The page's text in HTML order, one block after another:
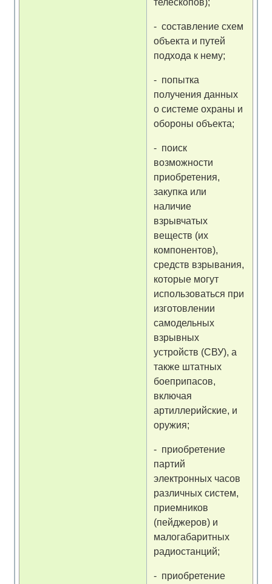
- составление схем
объекта и путей
подхода к нему;
- попытка
получения данных
о системе охраны и
обороны объекта;
- поиск
возможности
приобретения,
закупка или
наличие
взрывчатых
веществ (их
компонентов),
средств взрывания,
которые могут
использоваться при
изготовлении
самодельных
взрывных
устройств (СВУ), а
также штатных
боеприпасов,
включая
артиллерийские, и
оружия;
- приобретение
партий
электронных часов
различных систем,
приемников
(пейджеров) и
малогабаритных
радиостанций;
- приобретение